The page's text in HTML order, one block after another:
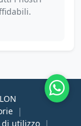
|
utilizzo |